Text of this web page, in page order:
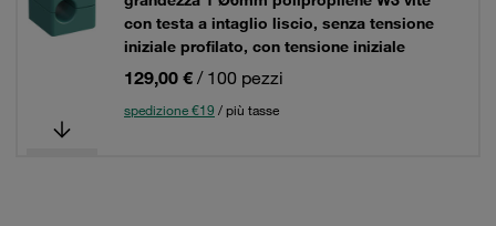
con testa a intaglio liscio, senza tensione
iniziale profilato, con tensione iniziale
129,00 € / 100 pezzi
spedizione €19 / più tasse